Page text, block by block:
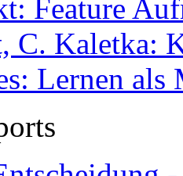
Feature
C. Kaletka:
Lernen als